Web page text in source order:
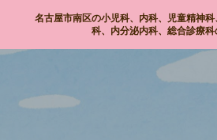
名古屋市南区の小児科、内科、児童精神
科、内分泌内科、総合診療